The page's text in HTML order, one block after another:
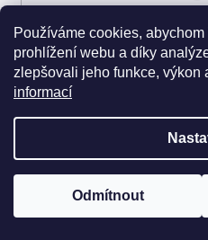
Používáme cookies,
prohlížení webu a díky
zlepšovali jeho funkce, výkon
informací
Odmítnout
RAL 7032 (Štěrková šedá)
RAL 7034 (Šedožlutá)
RAL 7035 (Světle šedá)